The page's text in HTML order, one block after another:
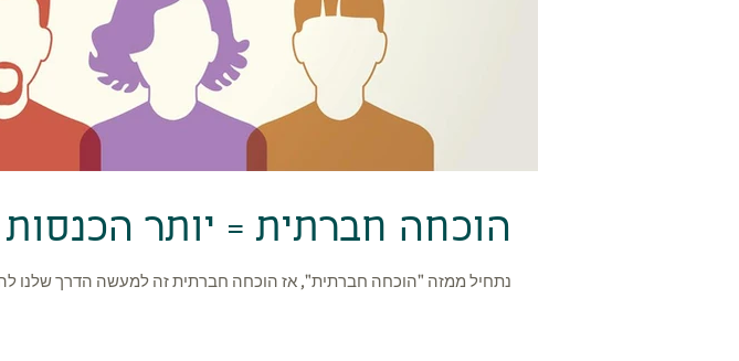
הוכחה חברתית = יותר
נתחיל ממזה "הוכחה חברתית", אז הוכחה חברתית זה למעשה הדרך שלנו